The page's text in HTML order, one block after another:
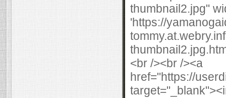
thumbnail2.jpg"
'https://
<br /><br /><a
href="https://